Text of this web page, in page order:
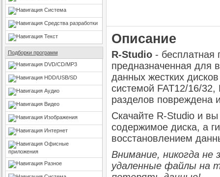
Система
Средства разработки
Текст
Подборки программ
DVD/CD/MP3
HDD/USB/SD
Аудио
Видео
Изображения
Интернет
Офисные
приложения
Разное
Описание
R-Studio- бесплатная
предназначенная для
данных жестких
системой FAT12/16/32,
разделов повреждена
Скачайте R-Studio и
содержимое диска, а
восстановлением
Внимание, никогда не
удаленные файлы на